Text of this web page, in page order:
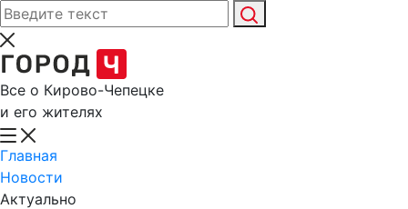
Все о Кирово-Чепецке
и его жителях
Главная
Новости
Актуально